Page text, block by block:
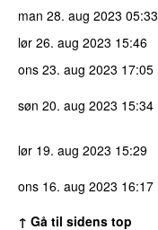
man 28. aug 2023 05:33
lør 26. aug 2023 15:46
ons 23. aug 2023 17:05
søn 20. aug 2023 15:34
lør 19. aug 2023 15:29
ons 16. aug 2023 16:17
↑ Gå til sidens top